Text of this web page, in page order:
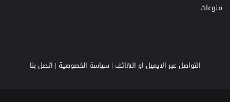
منوعات
التواصل عبر الايميل او الهاتف |سياسة الخصوصية | اتصل بنا